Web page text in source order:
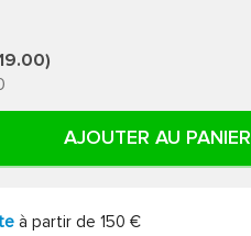
AJOUTER AU PANIER
à partir de 150 €